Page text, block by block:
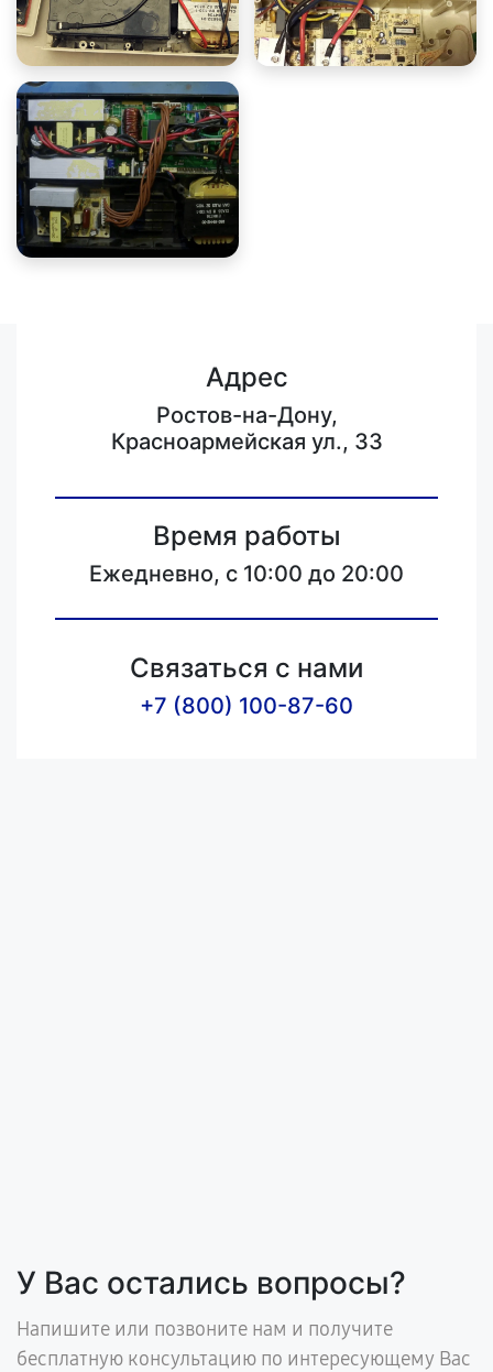
Адрес
Ростов-на-Дону,
Красноармейская ул., 33
Время работы
Ежедневно, с 10:00 до 20:00
Связаться с нами
+7 (800) 100-87-60
У Вас остались вопросы?
Напишите или позвоните нам и получите
бесплатную консультацию по интересующему Вас